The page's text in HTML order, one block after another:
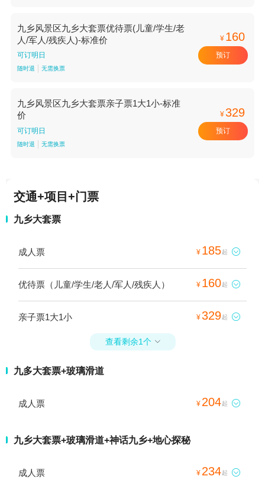
九乡风景区九乡大套票优待票(儿童/学生/老
人/军人/残疾人)-标准价
可订明日
随时退 无需换票
¥ 160
预订
九乡风景区九乡大套票亲子票1大1小-标准
价
可订明日
随时退 无需换票
¥329
预订
交通+项目+门票
九乡大套票
成人票 ¥ 185起 
优待票（儿童/学生/老人/军人/残疾人） ¥ 160起 
亲子票1大1小 ¥329起 
查看剩余1个 
九多大套票+玻璃滑道
成人票 ¥ 204起 
九乡大套票+玻璃滑道+神话九乡+地心探秘
成人票 ¥ 234起 